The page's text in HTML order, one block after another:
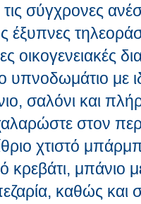
τις σύγχρονες
έξυπνες
οικογενειακές
υπνοδωμάτιο με
σαλόνι και
στον
χτιστό
κρεβάτι, μπάνιο
καθώς και